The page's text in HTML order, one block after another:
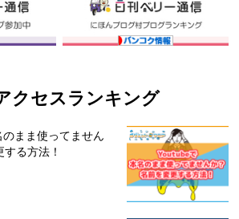
クセスランキング
まま使ってません
る方法！